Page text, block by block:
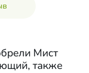
Мист
, также